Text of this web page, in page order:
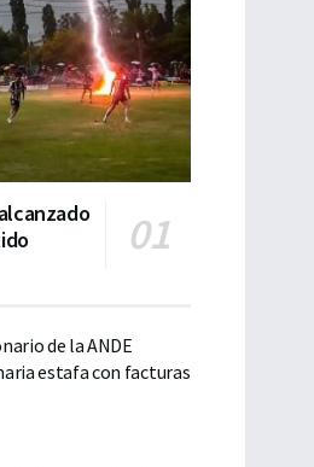
de la ANDE
estafa con facturas